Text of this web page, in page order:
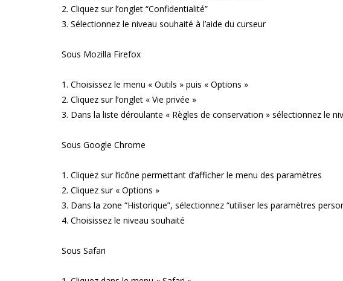
2. Cliquez sur l’onglet “Confidentialité”
3. Sélectionnez le niveau souhaité à l’aide du curseur
Sous Mozilla Firefox
1. Choisissez le menu « Outils » puis « Options »
2. Cliquez sur l’onglet « Vie privée »
3. Dans la liste déroulante « Règles de conservation » sélectionnez le
Sous Google Chrome
1. Cliquez sur l’icône permettant d’afficher le menu des paramètres
2. Cliquez sur « Options »
3. Dans la zone “Historique”, sélectionnez “utiliser les paramètres
4. Choisissez le niveau souhaité
Sous Safari